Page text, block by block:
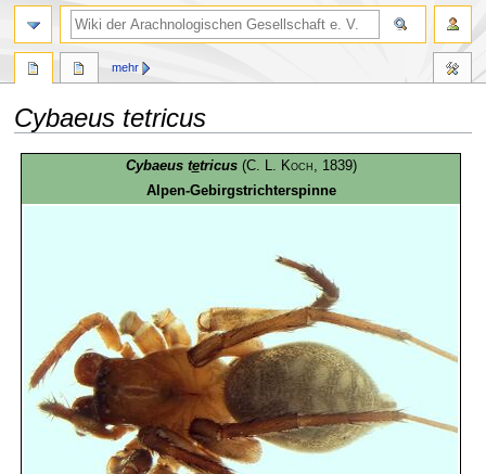
Cybaeus tetricus
springen
springen
Cybaeus tetricus (C. L. Koch , 1839)
Alpen-Gebirgstrichterspinne
mehr